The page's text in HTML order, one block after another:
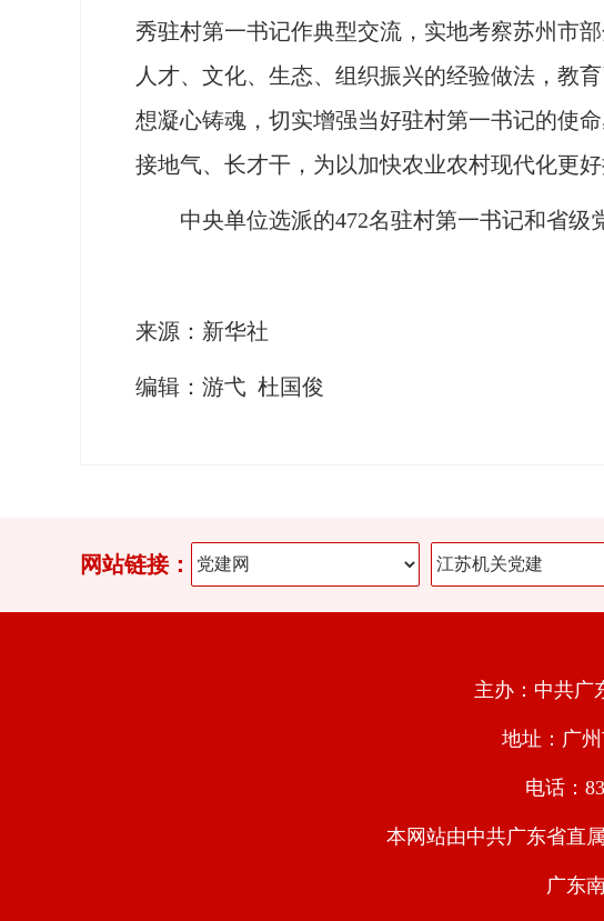
秀驻村第一书记作典型交流，实地考察苏州市
人才、文化、生态、组织振兴的经验做法，教
想凝心铸魂，切实增强当好驻村第一书记的使
接地气、长才干，为以加快农业农村现代化更
中央单位选派的472名驻村第一书记和省级
来源：新华社
编辑：游弋 杜国俊
网站链接：
主办：中共
地址：广
电话：
本网站由中共广东省直
广东